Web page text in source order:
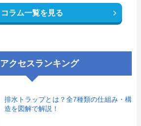
コラム一覧を見る
アクセスランキング
排水トラップとは？全7種類の仕組み・構
造を図解で解説！